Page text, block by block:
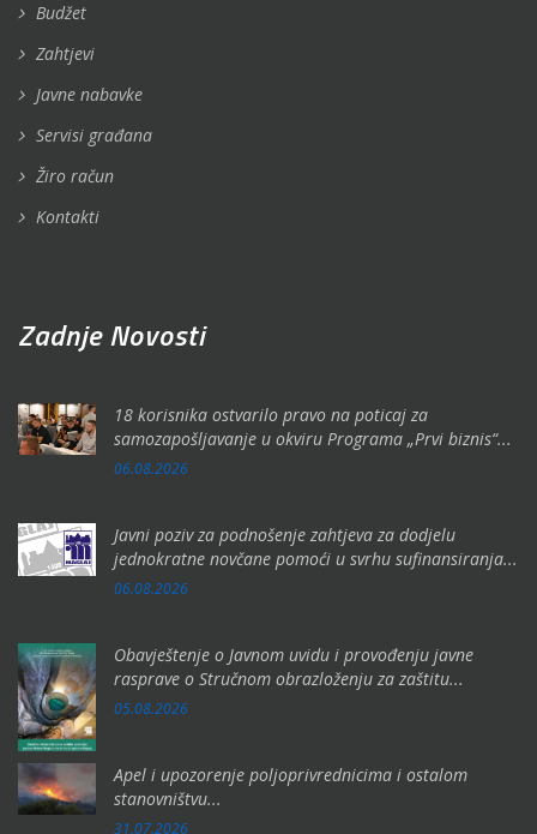
Budžet
Zahtjevi
Javne nabavke
Servisi građana
Žiro račun
Kontakti
Zadnje Novosti
18 korisnika ostvarilo pravo na poticaj za
samozapošljavanje u okviru Programa „Prvi biznis“...
06.08.2026
Javni poziv za podnošenje zahtjeva za dodjelu
jednokratne novčane pomoći u svrhu sufinansiranja...
06.08.2026
Obavještenje o Javnom uvidu i provođenju javne
rasprave o Stručnom obrazloženju za zaštitu...
05.08.2026
Apel i upozorenje poljoprivrednicima i ostalom
stanovništvu...
31.07.2026